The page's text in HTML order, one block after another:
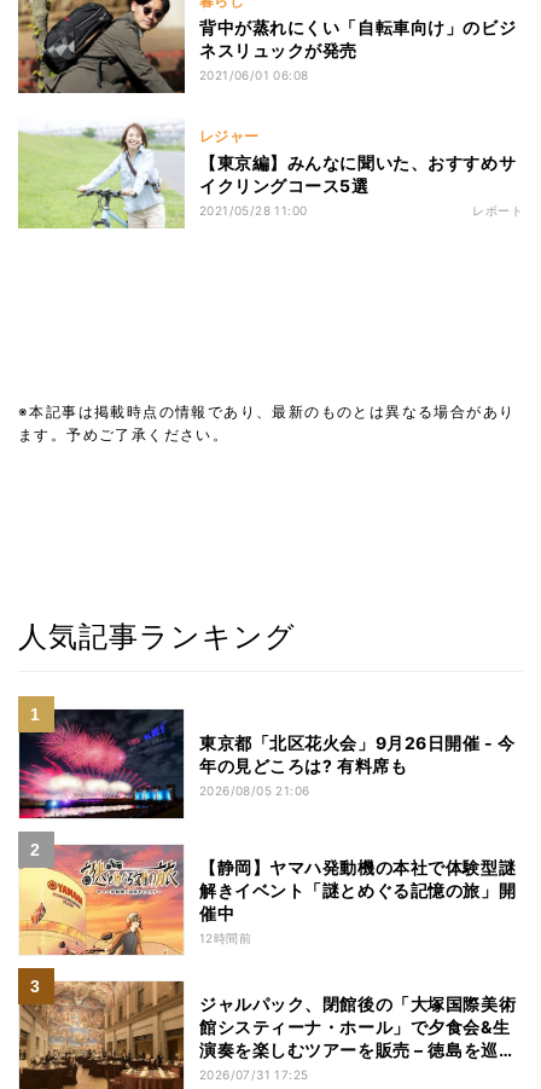
背中が蒸れにくい「自転車向け」のビジ
ネスリュックが発売
2021/06/01 06:08
レジャー
【東京編】みんなに聞いた、おすすめサ
イクリングコース5選
2021/05/28 11:00 レポート
※本記事は掲載時点の情報であり、最新のものとは異なる場合があり
ます。予めご了承ください。
人気記事ランキング
東京都「北区花火会」9月26日開催 - 今
年の見どころは? 有料席も
2026/08/05 21:06
【静岡】ヤマハ発動機の本社で体験型謎
解きイベント「謎とめぐる記憶の旅」開
催中
12時間前
ジャルパック、閉館後の「大塚国際美術
館システィーナ・ホール」で夕食会&生
演奏を楽しむツアーを販売 – 徳島を巡る
5つのコース
2026/07/31 17:25